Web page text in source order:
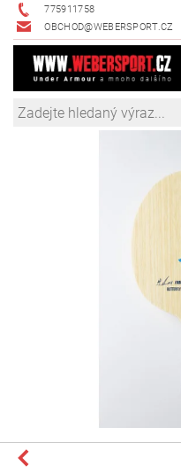
775911758
OBCHOD@WEBERSPORT.CZ